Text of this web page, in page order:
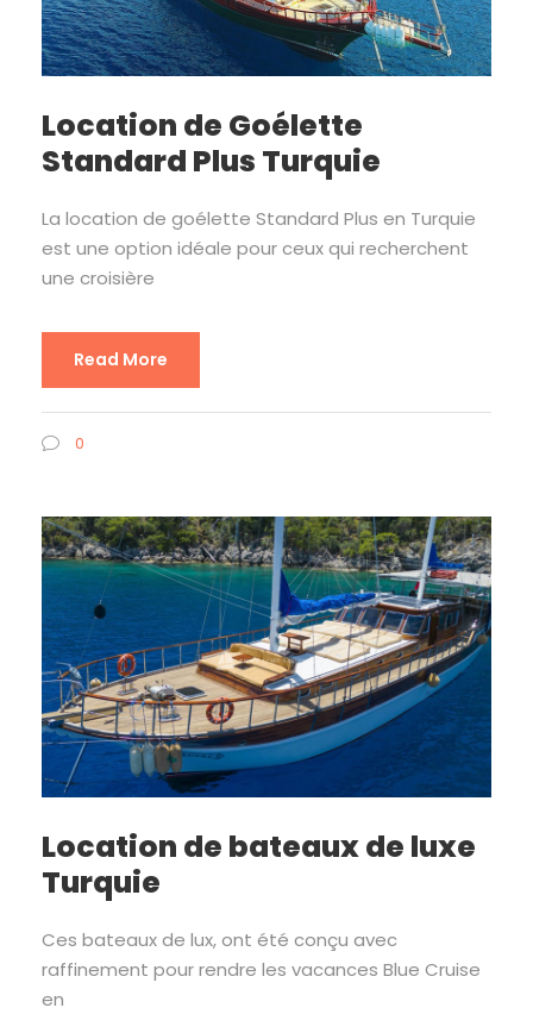
Location de Goélette
Standard Plus Turquie
La location de goélette Standard Plus en Turquie
est une option idéale pour ceux qui recherchent
une croisière
Read More
0
Location de bateaux de luxe
Turquie
Ces bateaux de lux, ont été conçu avec
raffinement pour rendre les vacances Blue Cruise
en